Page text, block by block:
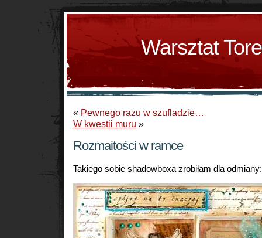
Warsztat
« Pewnego razu w szufladzie…
W kwestii muru »
Rozmaitości w ramce
Takiego sobie shadowboxa zrobiłam dla odmiany: